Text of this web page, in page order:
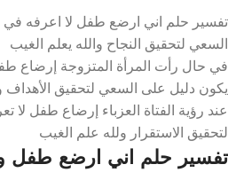
تفسير حلم اني ارضع طفل لا اعرفه في
السعي لتحقيق النجاح والله يعلم الغيب
في حال رأت المرأة المتزوجة إرضاع
يكون دليل على السعي لتحقيق الأهداف
عند رؤية الفتاة العزباء إرضاع طفل لا
لتحقيق الاستقرار ولله علم الغيب
تفسير حلم اني ارضع طفل